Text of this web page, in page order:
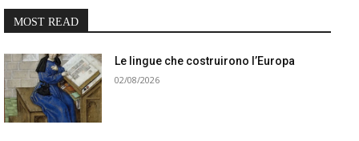
MOST READ
Le lingue che costruirono l’Europa
02/08/2026